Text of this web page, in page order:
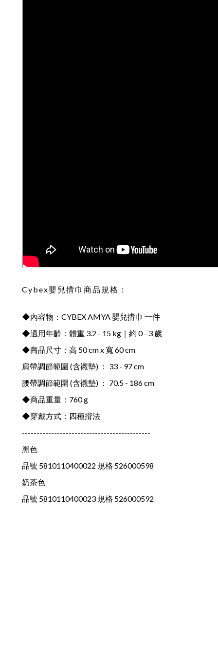
Cybex嬰兒揹巾商品規格：
◆內容物：CYBEX AMYA 嬰兒揹巾 一件
◆適用年齡：體重 3.2 - 15 kg｜約 0 - 3 歲
◆商品尺寸：高 50 cm x 寬 60 cm
肩帶調節範圍 (含襯墊) ： 33 - 97 cm
腰帶調節範圍 (含襯墊) ： 70.5 - 186 cm
◆商品重量：760 g
◆穿戴方式：四種揹法
--------------------------------------------
黑色
品號 5810110400022 規格 526000598
奶茶色
品號 5810110400023 規格 526000592